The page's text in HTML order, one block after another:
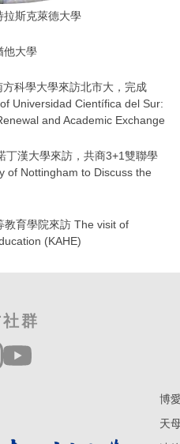
拉斯克萊德大學
他大學
方科學大學來訪北市大，完成
Universidad Científica del Sur:
and Academic Exchange
丁漢大學來訪，共商3+1雙聯學
of Nottingham to Discuss the
教育學院來訪 The visit of
(KAHE)
群
博
天